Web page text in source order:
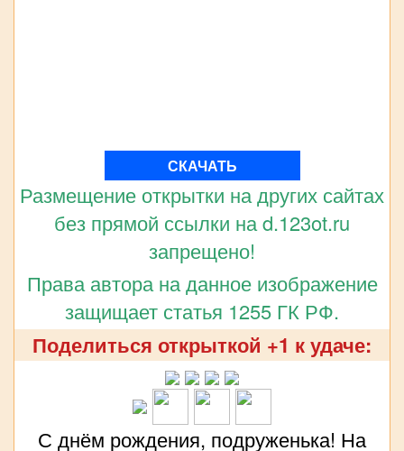
СКАЧАТЬ
Размещение открытки на других сайтах
без прямой ссылки на d.123ot.ru
запрещено!
Права автора на данное изображение
защищает статья 1255 ГК РФ.
Поделиться открыткой +1 к удаче:
С днём рождения, подруженька! На